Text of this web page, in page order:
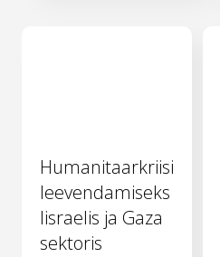
Humanitaarkriisi
leevendamiseks
Iisraelis ja Gaza
sektoris